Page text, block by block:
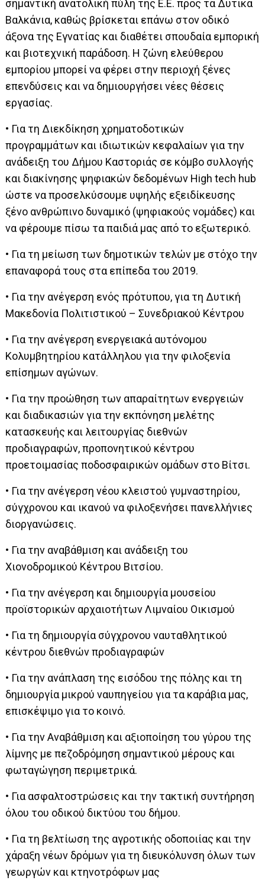
σημαντική ανατολική πύλη της Ε.Ε. προς τα Δυτικά
Βαλκάνια, καθώς βρίσκεται επάνω στον οδικό
άξονα της Εγνατίας και διαθέτει σπουδαία εμπορική
και βιοτεχνική παράδοση. Η ζώνη ελεύθερου
εμπορίου μπορεί να φέρει στην περιοχή ξένες
επενδύσεις και να δημιουργήσει νέες θέσεις
εργασίας.
• Για τη Διεκδίκηση χρηματοδοτικών
προγραμμάτων και ιδιωτικών κεφαλαίων για την
ανάδειξη του Δήμου Καστοριάς σε κόμβο συλλογής
και διακίνησης ψηφιακών δεδομένων High tech hub
ώστε να προσελκύσουμε υψηλής εξειδίκευσης
ξένο ανθρώπινο δυναμικό (ψηφιακούς νομάδες) και
να φέρουμε πίσω τα παιδιά μας από το εξωτερικό.
• Για τη μείωση των δημοτικών τελών με στόχο την
επαναφορά τους στα επίπεδα του 2019.
• Για την ανέγερση ενός πρότυπου, για τη Δυτική
Μακεδονία Πολιτιστικού – Συνεδριακού Κέντρου
• Για την ανέγερση ενεργειακά αυτόνομου
Κολυμβητηρίου κατάλληλου για την φιλοξενία
επίσημων αγώνων.
• Για την προώθηση των απαραίτητων ενεργειών
και διαδικασιών για την εκπόνηση μελέτης
κατασκευής και λειτουργίας διεθνών
προδιαγραφών, προπονητικού κέντρου
προετοιμασίας ποδοσφαιρικών ομάδων στο Βίτσι.
• Για την ανέγερση νέου κλειστού γυμναστηρίου,
σύγχρονου και ικανού να φιλοξενήσει πανελλήνιες
διοργανώσεις.
• Για την αναβάθμιση και ανάδειξη του
Χιονοδρομικού Κέντρου Βιτσίου.
• Για την ανέγερση και δημιουργία μουσείου
προϊστορικών αρχαιοτήτων Λιμναίου Οικισμού
• Για τη δημιουργία σύγχρονου ναυταθλητικού
κέντρου διεθνών προδιαγραφών
• Για την ανάπλαση της εισόδου της πόλης και τη
δημιουργία μικρού ναυπηγείου για τα καράβια μας,
επισκέψιμο για το κοινό.
• Για την Αναβάθμιση και αξιοποίηση του γύρου της
λίμνης με πεζοδρόμηση σημαντικού μέρους και
φωταγώγηση περιμετρικά.
• Για ασφαλτοστρώσεις και την τακτική συντήρηση
όλου του οδικού δικτύου του δήμου.
• Για τη βελτίωση της αγροτικής οδοποιίας και την
χάραξη νέων δρόμων για τη διευκόλυνση όλων των
γεωργών και κτηνοτρόφων μας